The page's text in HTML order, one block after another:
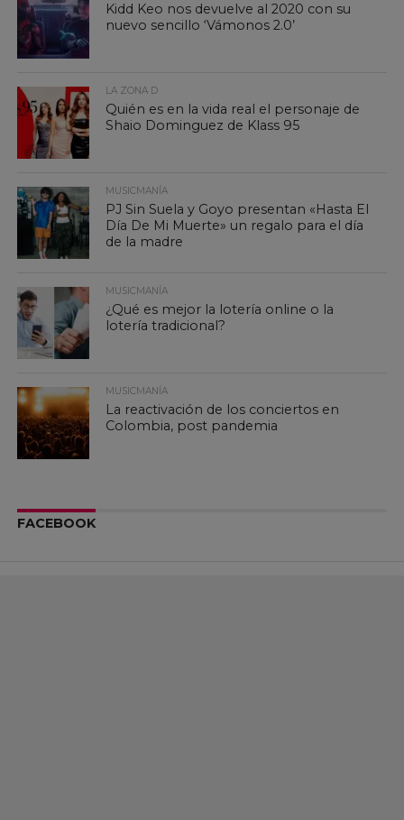
Kidd Keo nos devuelve al 2020 con su
nuevo sencillo ‘Vámonos 2.0’
LA ZONA D
Quién es en la vida real el personaje de
Shaio Dominguez de Klass 95
MUSICMANÍA
PJ Sin Suela y Goyo presentan «Hasta El
Día De Mi Muerte» un regalo para el día
de la madre
MUSICMANÍA
¿Qué es mejor la lotería online o la
lotería tradicional?
MUSICMANÍA
La reactivación de los conciertos en
Colombia, post pandemia
FACEBOOK